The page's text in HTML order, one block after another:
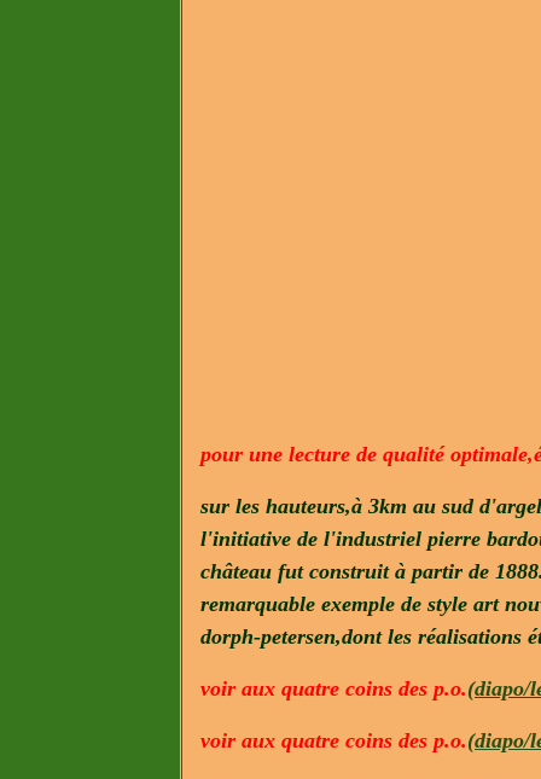
pour une lecture de qualité
sur les hauteurs,à 3km au sud
l'initiative de l'industriel pierre
château fut construit à partir de
remarquable exemple de style art
dorph-petersen,dont les réalisations
voir aux quatre coins des p.o.(diapo/
voir aux quatre coins des p.o.(diapo/